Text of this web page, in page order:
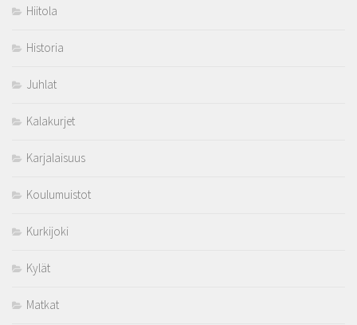
Hiitola
Historia
Juhlat
Kalakurjet
Karjalaisuus
Koulumuistot
Kurkijoki
Kylät
Matkat